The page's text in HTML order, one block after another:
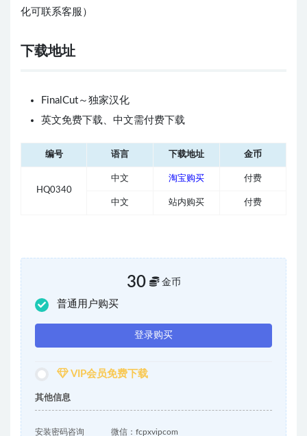
化可联系客服）
下载地址
FinalCut～独家汉化
英文免费下载、中文需付费下载
编号 语言 下载地址 金币
HQ0340
中文 淘宝购买 付费
中文 站内购买 付费
30 金币
普通用户购买
登录购买
VIP会员免费下载
其他信息
安装密码咨询 微信：fcpxvipcom